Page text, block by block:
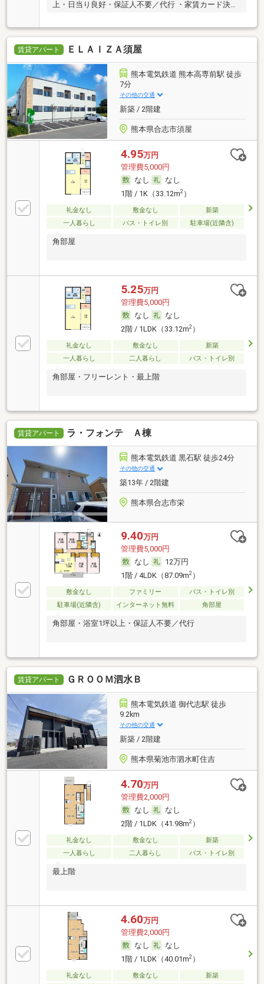
上・日当り良好・保証人不要／代行 ・家賃カード決済
賃貸アパート ＥＬＡＩＺＡ須屋
熊本電気鉄道 熊本高専前駅 徒歩
7分
その他の交通
新築 / 2階建
熊本県合志市須屋
4.95万円
管理費5,000円
なし
なし
1階 / 1K（33.12m2）
礼金なし 敷金なし
新築
一人暮らし
バス・トイレ別 駐車場(近隣含)
角部屋
5.25万円
管理費5,000円
なし
なし
2階 / 1LDK（33.12m2）
礼金なし 敷金なし
新築
一人暮らし
二人暮らし バス・トイレ別
角部屋・フリーレント・最上階
賃貸アパート ラ・フォンテ Ａ棟
熊本電気鉄道 黒石駅 徒歩24分
その他の交通
築13年 / 2階建
熊本県合志市栄
9.40万円
管理費5,000円
なし
12万円
1階 / 4LDK（87.09m2）
敷金なし ファミリー
バス・トイレ別
駐車場(近隣含)
インターネット無料 角部屋
角部屋・浴室1坪以上・保証人不要／代行
賃貸アパート ＧＲＯＯＭ泗水Ｂ
熊本電気鉄道 御代志駅 徒歩
9.2km
その他の交通
新築 / 2階建
熊本県菊池市泗水町住吉
4.70万円
管理費2,000円
なし
なし
2階 / 1LDK（41.98m2）
礼金なし 敷金なし
新築
一人暮らし
二人暮らし バス・トイレ別
最上階
4.60万円
管理費2,000円
なし
なし
1階 / 1LDK（40.01m2）
礼金なし 敷金なし
新築